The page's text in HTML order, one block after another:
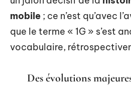
mobile ; ce n’est qu’avec
que le terme « 1G » s’est
vocabulaire,
Des évolutions